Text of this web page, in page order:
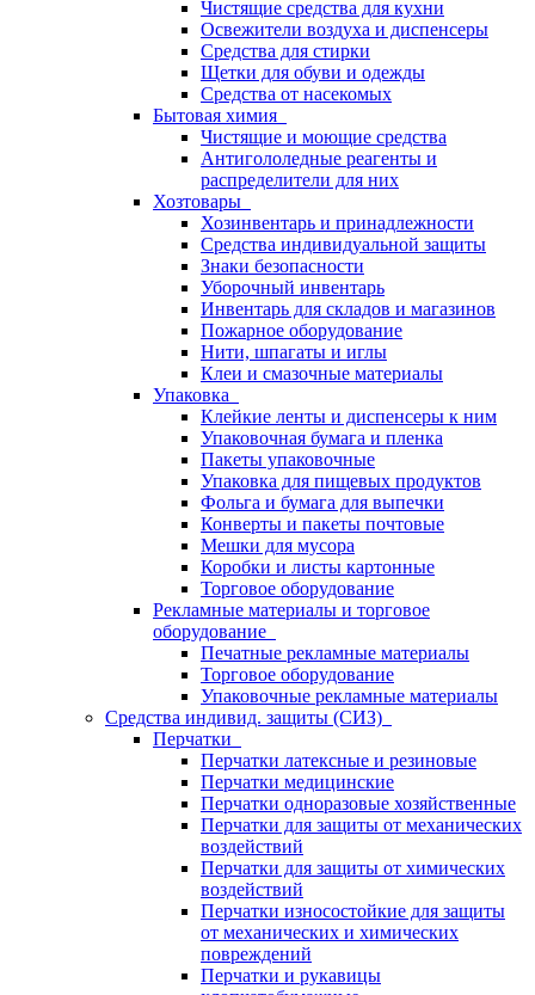
Чистящие средства для кухни
Освежители воздуха и диспенсеры
Средства для стирки
Щетки для обуви и одежды
Средства от насекомых
Бытовая химия
Чистящие и моющие средства
Антигололедные реагенты и
распределители для них
Хозтовары
Хозинвентарь и принадлежности
Средства индивидуальной защиты
Знаки безопасности
Уборочный инвентарь
Инвентарь для складов и магазинов
Пожарное оборудование
Нити, шпагаты и иглы
Клеи и смазочные материалы
Упаковка
Клейкие ленты и диспенсеры к ним
Упаковочная бумага и пленка
Пакеты упаковочные
Упаковка для пищевых продуктов
Фольга и бумага для выпечки
Конверты и пакеты почтовые
Мешки для мусора
Коробки и листы картонные
Торговое оборудование
Рекламные материалы и торговое
оборудование
Печатные рекламные материалы
Торговое оборудование
Упаковочные рекламные материалы
Средства индивид. защиты (СИЗ)
Перчатки
Перчатки латексные и резиновые
Перчатки медицинские
Перчатки одноразовые хозяйственные
Перчатки для защиты от механических
воздействий
Перчатки для защиты от химических
воздействий
Перчатки износостойкие для защиты
от механических и химических
повреждений
Перчатки и рукавицы